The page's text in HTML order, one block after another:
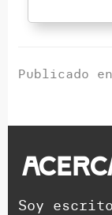
Publicado
Soy